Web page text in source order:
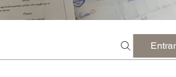
Entrar